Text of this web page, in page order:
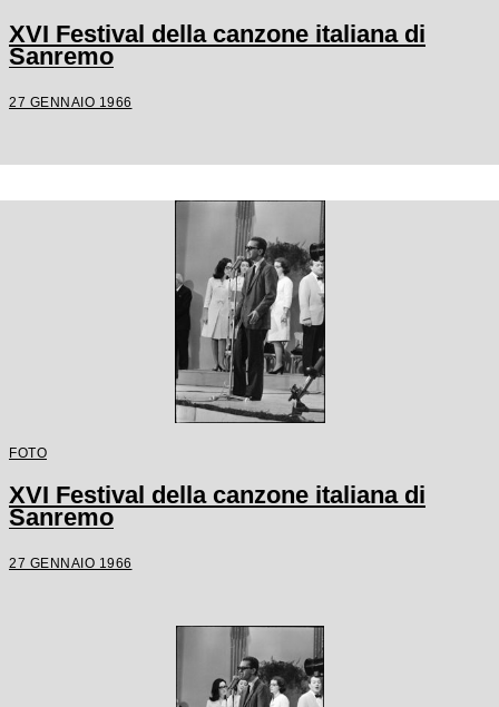
XVI Festival della canzone italiana di
Sanremo
27 GENNAIO 1966
FOTO
XVI Festival della canzone italiana di
Sanremo
27 GENNAIO 1966